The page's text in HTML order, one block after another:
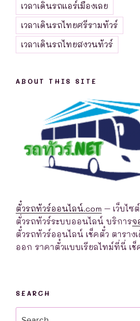
เวลาเดินรถแอร์เมืองเลย
เวลาเดินรถไทยศรีรามทัวร์
เวลาเดินรถไทยสงวนทัวร์
ABOUT THIS SITE
ตั๋วรถทัวร์ออนไลน์.com – เว็บไซ
ตั่วรถทัวร์ระบบออนไลน์ บริการจ
ตั๋วรถทัวร์ออนไลน์ เช็คตั๋ว ตาราง
ออก ราคาตั๋วแบบเรียลไทม์ที่นี่ เช็
SEARCH